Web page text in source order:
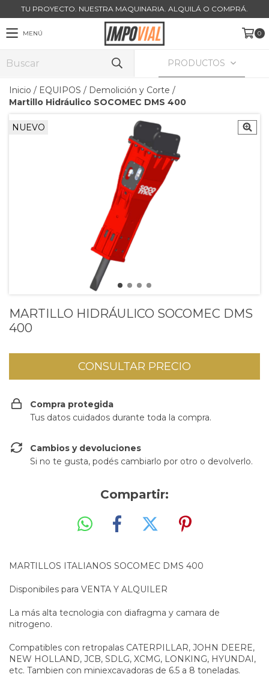
TU PROYECTO. NUESTRA MAQUINARIA. ALQUILÁ O COMPRÁ.
MENÚ 0
PRODUCTOS
Inicio / EQUIPOS / Demolición y Corte /
Martillo Hidráulico SOCOMEC DMS 400
NUEVO
MARTILLO HIDRÁULICO SOCOMEC DMS
400
Compra protegida
Tus datos cuidados durante toda la compra.
Cambios y devoluciones
Si no te gusta, podés cambiarlo por otro o devolverlo.
Compartir:
MARTILLOS ITALIANOS SOCOMEC DMS 400
Disponibiles para VENTA Y ALQUILER
La más alta tecnologia con diafragma y camara de
nitrogeno.
Compatibles con retropalas CATERPILLAR, JOHN DEERE,
NEW HOLLAND, JCB, SDLG, XCMG, LONKING, HYUNDAI,
etc. Tambien con miniexcavadoras de 6.5 a 8 toneladas.